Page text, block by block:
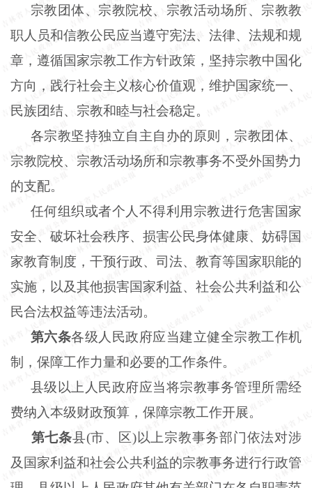
宗教团体、宗教院校、宗教活动场所、宗教教
职人员和信教公民应当遵守宪法、法律、法规和规
章，遵循国家宗教工作方针政策，坚持宗教中国化
方向，践行社会主义核心价值观，维护国家统一、
民族团结、宗教和睦与社会稳定。
各宗教坚持独立自主自办的原则，宗教团体、
宗教院校、宗教活动场所和宗教事务不受外国势力
的支配。
任何组织或者个人不得利用宗教进行危害国家
安全、破坏社会秩序、损害公民身体健康、妨碍国
家教育制度，干预行政、司法、教育等国家职能的
实施，以及其他损害国家利益、社会公共利益和公
民合法权益等违法活动。
第六条各级人民政府应当建立健全宗教工作机
制，保障工作力量和必要的工作条件。
县级以上人民政府应当将宗教事务管理所需经
费纳入本级财政预算，保障宗教工作开展。
第七条县(市、区)以上宗教事务部门依法对涉
及国家利益和社会公共利益的宗教事务进行行政管